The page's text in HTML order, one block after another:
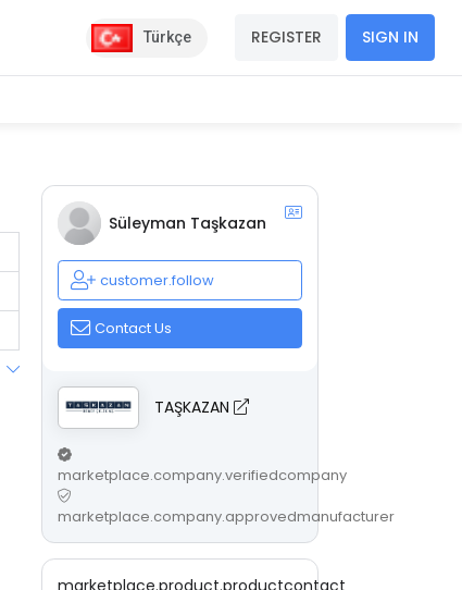
Türkçe REGISTER SIGN IN
Süleyman Taşkazan
customer.follow
Contact Us
TAŞKAZAN
marketplace.company.verifiedcompany
marketplace.company.approvedmanufacturer
marketplace.product.productcontact